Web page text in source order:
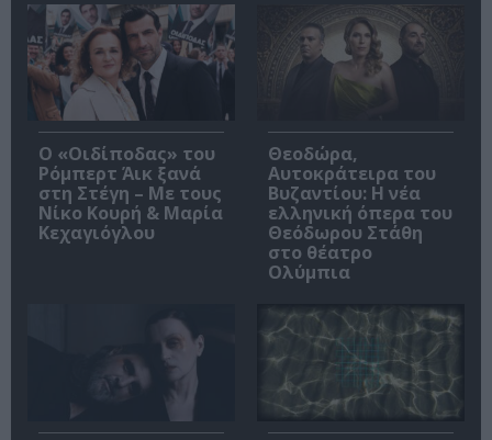
O «Οιδίποδας» του
Ρόμπερτ Άικ ξανά
στη Στέγη – Με τους
Νίκο Κουρή & Μαρία
Κεχαγιόγλου
Θεοδώρα,
Αυτοκράτειρα του
Βυζαντίου: Η νέα
ελληνική όπερα του
Θεόδωρου Στάθη
στο θέατρο
Ολύμπια